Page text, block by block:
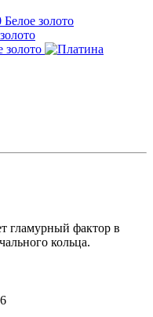
гламурный фактор в
кольца.